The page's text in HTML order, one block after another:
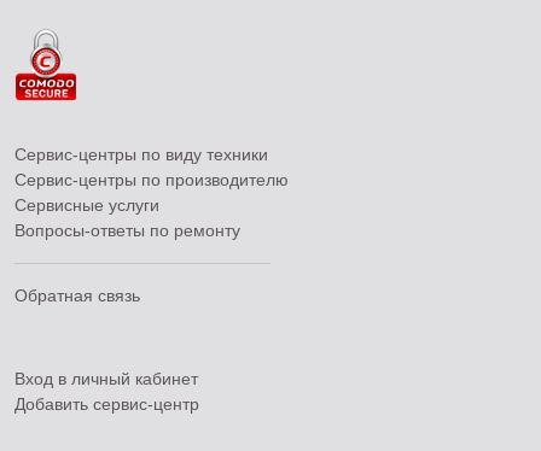
Сервис-центры по виду техники
Сервис-центры по производителю
Сервисные услуги
Вопросы-ответы по ремонту
Обратная связь
Вход в личный кабинет
Добавить сервис-центр